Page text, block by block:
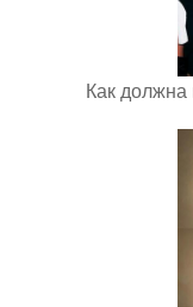
Как должна